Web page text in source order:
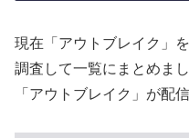
現在「アウトブレイク」
調査して一覧にまとめま
「アウトブレイク」が配